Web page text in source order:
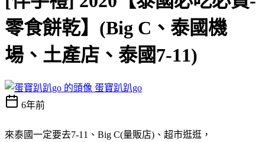
零食餅乾】(Big C、泰國機
場、土產店、泰國7-11)
蛋寶趴趴go
6年前
來泰國一定要去7-11、Big C(量販店)、超市逛逛，